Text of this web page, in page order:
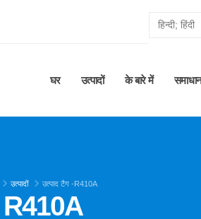
घर उत्पादों के बारे में
उत्पादों उत्पाद टैग -R410A
R410A